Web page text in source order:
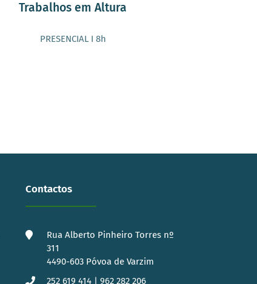
Trabalhos em Altura
PRESENCIAL I 8h
Contactos
Rua Alberto Pinheiro Torres nº
311
4490-603 Póvoa de Varzim
252 619 414 | 962 282 206